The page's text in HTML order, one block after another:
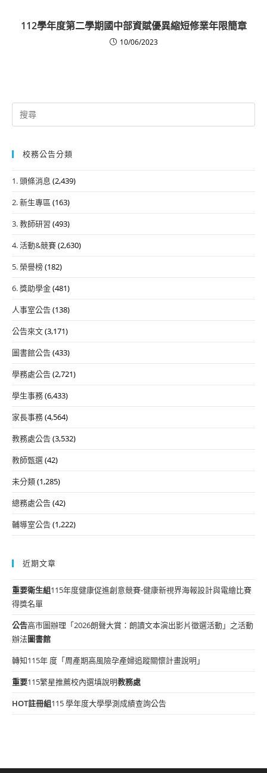
112學年度第二學期國中部資賦優異縮短修業年限簡章
10/06/2023
Search
for:
校務公告分類
1. 頭條消息 (2,439)
2. 新生專區 (163)
3. 教師研習 (493)
4. 活動&競賽(2,630)
5. 榮譽榜(182)
6. 獎助學金(481)
人事室公告(138)
公告來文(3,171)
圖書館公告(433)
學務處公告(2,721)
學生事務(6,433)
家長事務(4,564)
教務處公告(3,532)
教師甄選(42)
未分類(1,285)
總務處公告(42)
輔導室公告(1,222)
近期文章
重要衛生組115年度健康促進創意競賽-健康新視界海報設計與電繪比賽
得獎名單
公告高市圖辦理「2026朗聲大賞：朗讀文本演出影片徵選活動」之活動
辦法圖書館
轉知115年 度「周產期高風險孕產婦追蹤關懷計畫說明」
重要115繁星推薦校內選填說明教務處
HOT註冊組115 學年度大學學測成績查詢公告